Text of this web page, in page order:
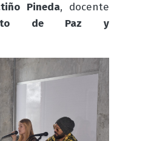
Pineda, docente
de Paz y